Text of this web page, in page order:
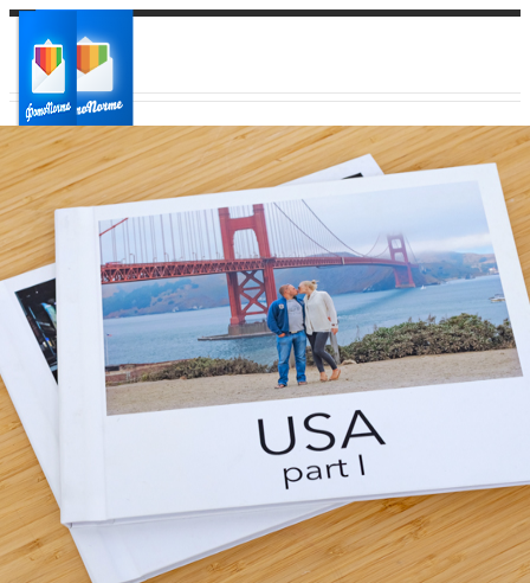
Ваш город:
Ваш регион доставки
Выберите из списка: